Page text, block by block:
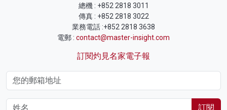
總機 : +852 2818 3011
傳真 : +852 2818 3022
業務電話 :+852 2818 3638
電郵 : contact@master-insight.com
訂閱灼見名家電子報
訂閱